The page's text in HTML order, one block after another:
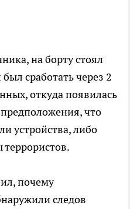
на борту стоял
сработать через 2
откуда появилась
что
устройства, либо
террористов.
почему
следов